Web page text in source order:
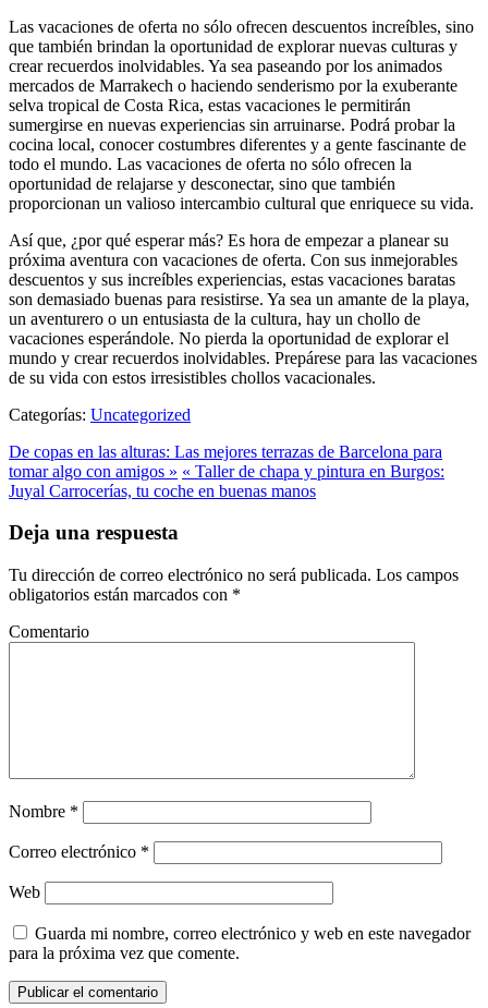
Las vacaciones de oferta no sólo ofrecen descuentos increíbles, sino
que también brindan la oportunidad de explorar nuevas culturas y
crear recuerdos inolvidables. Ya sea paseando por los animados
mercados de Marrakech o haciendo senderismo por la exuberante
selva tropical de Costa Rica, estas vacaciones le permitirán
sumergirse en nuevas experiencias sin arruinarse. Podrá probar la
cocina local, conocer costumbres diferentes y a gente fascinante de
todo el mundo. Las vacaciones de oferta no sólo ofrecen la
oportunidad de relajarse y desconectar, sino que también
proporcionan un valioso intercambio cultural que enriquece su vida.
Así que, ¿por qué esperar más? Es hora de empezar a planear su
próxima aventura con vacaciones de oferta. Con sus inmejorables
descuentos y sus increíbles experiencias, estas vacaciones baratas
son demasiado buenas para resistirse. Ya sea un amante de la playa,
un aventurero o un entusiasta de la cultura, hay un chollo de
vacaciones esperándole. No pierda la oportunidad de explorar el
mundo y crear recuerdos inolvidables. Prepárese para las vacaciones
de su vida con estos irresistibles chollos vacacionales.
Categorías: Uncategorized
De copas en las alturas: Las mejores terrazas de Barcelona para
tomar algo con amigos » « Taller de chapa y pintura en Burgos:
Juyal Carrocerías, tu coche en buenas manos
Deja una respuesta
Tu dirección de correo electrónico no será publicada. Los campos
obligatorios están marcados con *
Comentario
Nombre *
Correo electrónico *
Web
Guarda mi nombre, correo electrónico y web en este navegador
para la próxima vez que comente.